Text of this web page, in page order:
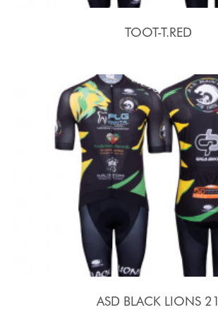
TOOT-T.RED
ASD BLACK LIONS 21